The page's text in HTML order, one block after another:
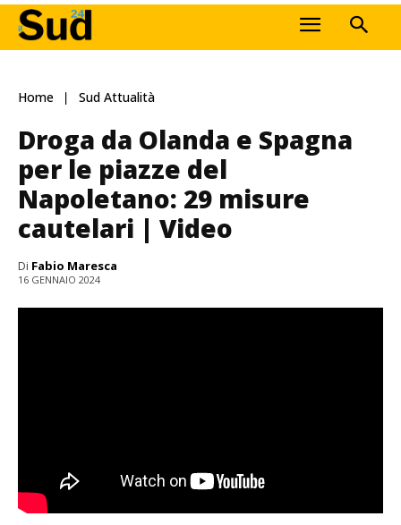
Home Sud Attualità
Droga da Olanda e Spagna
per le piazze del
Napoletano: 29 misure
cautelari | Video
Di Fabio Maresca
16 GENNAIO 2024